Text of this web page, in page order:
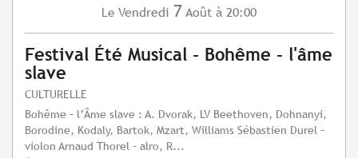
Le Vendredi 7 Août à 20:00
Festival Été Musical - Bohême - l'âme
slave
CULTURELLE
Bohême – l’Âme slave : A. Dvorak, LV Beethoven, Dohnanyi,
Borodine, Kodaly, Bartok, Mzart, Williams Sébastien Durel –
violon Arnaud Thorel – alro, R...